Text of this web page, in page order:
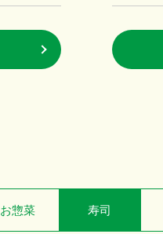
お惣菜 寿司